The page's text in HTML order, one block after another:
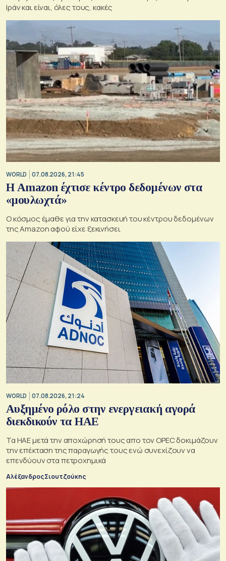
Ιράν και είναι, όλες τους, κακές
WORLD 07.08.2026, 21:45
Η Amazon έχτισε κέντρο δεδομένων στα
«μουλωχτά»
Ο κόσμος έμαθε για την κατασκευή του κέντρου δεδομένων
της Amazon αφού είχε ξεκινήσει
WORLD 07.08.2026, 21:24
Αυξημένο ρόλο στην ενεργειακή αγορά
διεκδικούν τα ΗΑΕ
Τα ΗΑΕ μετά την αποχώρησή τους απο τον OPEC δοκιμάζουν
την επέκταση της παραγωγής τους ενώ συνεχίζουν να
επενδύουν στα πετροχημικά
Αλέξανδρος Σιουτζούκης